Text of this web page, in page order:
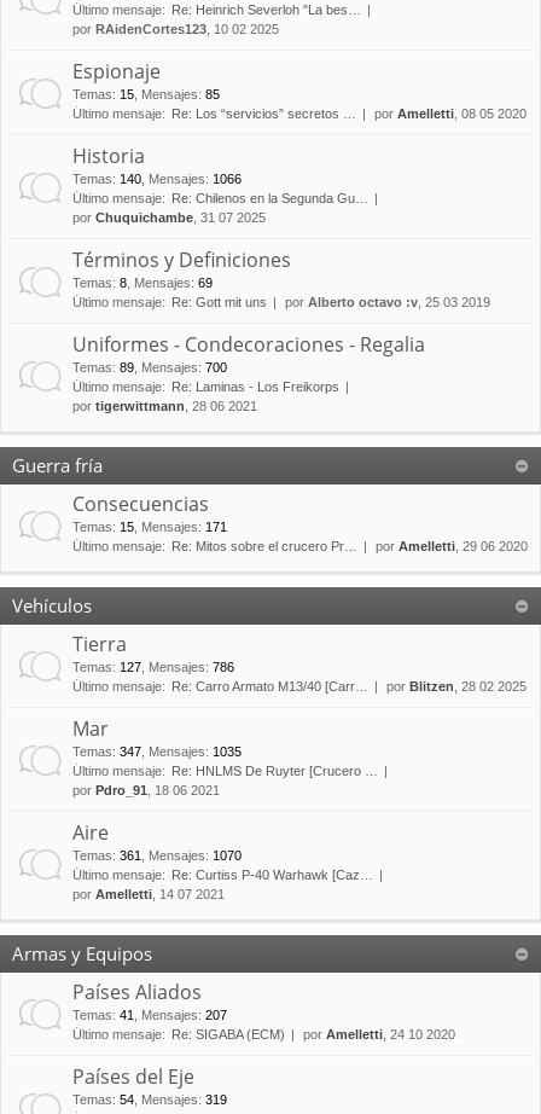
Último mensaje:
Re: Heinrich Severloh "La bes…
por RAidenCortes123 , 10 02 2025
Espionaje
Temas: 15 Mensajes: 85
Último mensaje:
Re: Los “servicios” secretos … por Amelletti , 08 05 2020
Historia
Temas: 140 Mensajes: 1066
Último mensaje:
Re: Chilenos en la Segunda Gu…
por Chuquichambe , 31 07 2025
Términos y Definiciones
Temas: 8 Mensajes: 69
Último mensaje:
Re: Gott mit uns por Alberto octavo :v , 25 03 2019
Uniformes - Condecoraciones - Regalia
Temas: 89 Mensajes: 700
Último mensaje:
Re: Laminas - Los Freikorps
por tigerwittmann , 28 06 2021
Guerra fría
Consecuencias
Temas: 15 Mensajes: 171
Último mensaje:
Re: Mitos sobre el crucero Pr… por Amelletti , 29 06 2020
Vehículos
Tierra
Temas: 127 Mensajes: 786
Último mensaje:
Re: Carro Armato M13/40 [Carr… por Blitzen , 28 02 2025
Mar
Temas: 347 Mensajes: 1035
Último mensaje:
Re: HNLMS De Ruyter [Crucero …
por Pdro_91 , 18 06 2021
Aire
Temas: 361 Mensajes: 1070
Último mensaje:
Re: Curtiss P-40 Warhawk [Caz…
por Amelletti , 14 07 2021
Armas y Equipos
Países Aliados
Temas: 41 Mensajes: 207
Último mensaje:
Re: SIGABA (ECM) por Amelletti , 24 10 2020
Países del Eje
Temas: 54 Mensajes: 319